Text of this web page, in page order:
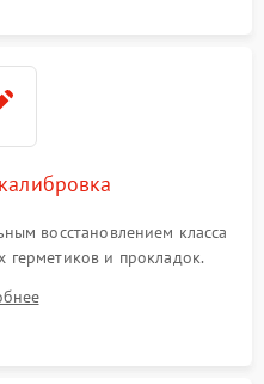
восстановлением класса
и прокладок.
по эталонному
измерения температур.